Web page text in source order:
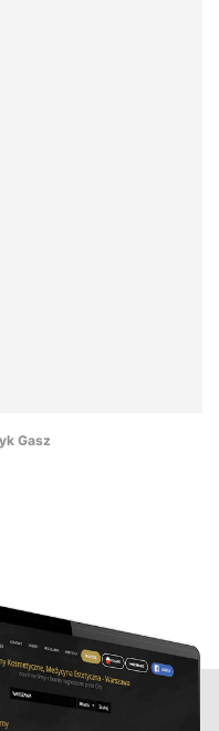
Gasz